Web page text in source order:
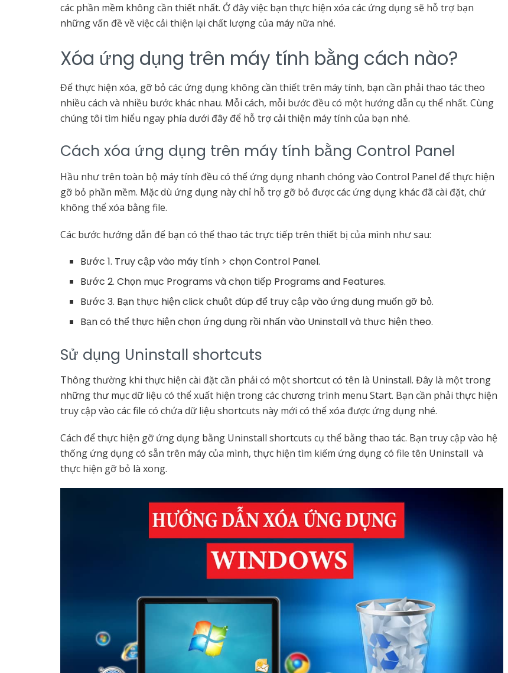
các phần mềm không cần thiết nhất. Ở đây việc bạn thực hiện xóa các ứng dụng sẽ hỗ trợ bạn
những vấn đề về việc cải thiện lại chất lượng của máy nữa nhé.
Xóa ứng dụng trên máy tính bằng cách nào?
Để thực hiện xóa, gỡ bỏ các ứng dụng không cần thiết trên máy tính, bạn cần phải thao tác theo
nhiều cách và nhiều bước khác nhau. Mỗi cách, mỗi bước đều có một hướng dẫn cụ thể nhất. Cùng
chúng tôi tìm hiểu ngay phía dưới đây để hỗ trợ cải thiện máy tính của bạn nhé.
Cách xóa ứng dụng trên máy tính bằng Control Panel
Hầu như trên toàn bộ máy tính đều có thể ứng dụng nhanh chóng vào Control Panel để thực hiện
gỡ bỏ phần mềm. Mặc dù ứng dụng này chỉ hỗ trợ gỡ bỏ được các ứng dụng khác đã cài đặt, chứ
không thể xóa bằng file.
Các bước hướng dẫn để bạn có thể thao tác trực tiếp trên thiết bị của mình như sau:
Bước 1. Truy cập vào máy tính > chọn Control Panel.
Bước 2. Chọn mục Programs và chọn tiếp Programs and Features.
Bước 3. Bạn thực hiện click chuột đúp để truy cập vào ứng dụng muốn gỡ bỏ.
Bạn có thể thực hiện chọn ứng dụng rồi nhấn vào Uninstall và thực hiện theo.
Sử dụng Uninstall shortcuts
Thông thường khi thực hiện cài đặt cần phải có một shortcut có tên là Uninstall. Đây là một trong
những thư mục dữ liệu có thể xuất hiện trong các chương trình menu Start. Bạn cần phải thực hiện
truy cập vào các file có chứa dữ liệu shortcuts này mới có thể xóa được ứng dụng nhé.
Cách để thực hiện gỡ ứng dụng bằng Uninstall shortcuts cụ thể bằng thao tác. Bạn truy cập vào hệ
thống ứng dụng có sẵn trên máy của mình, thực hiện tìm kiếm ứng dụng có file tên Uninstall và
thực hiện gỡ bỏ là xong.